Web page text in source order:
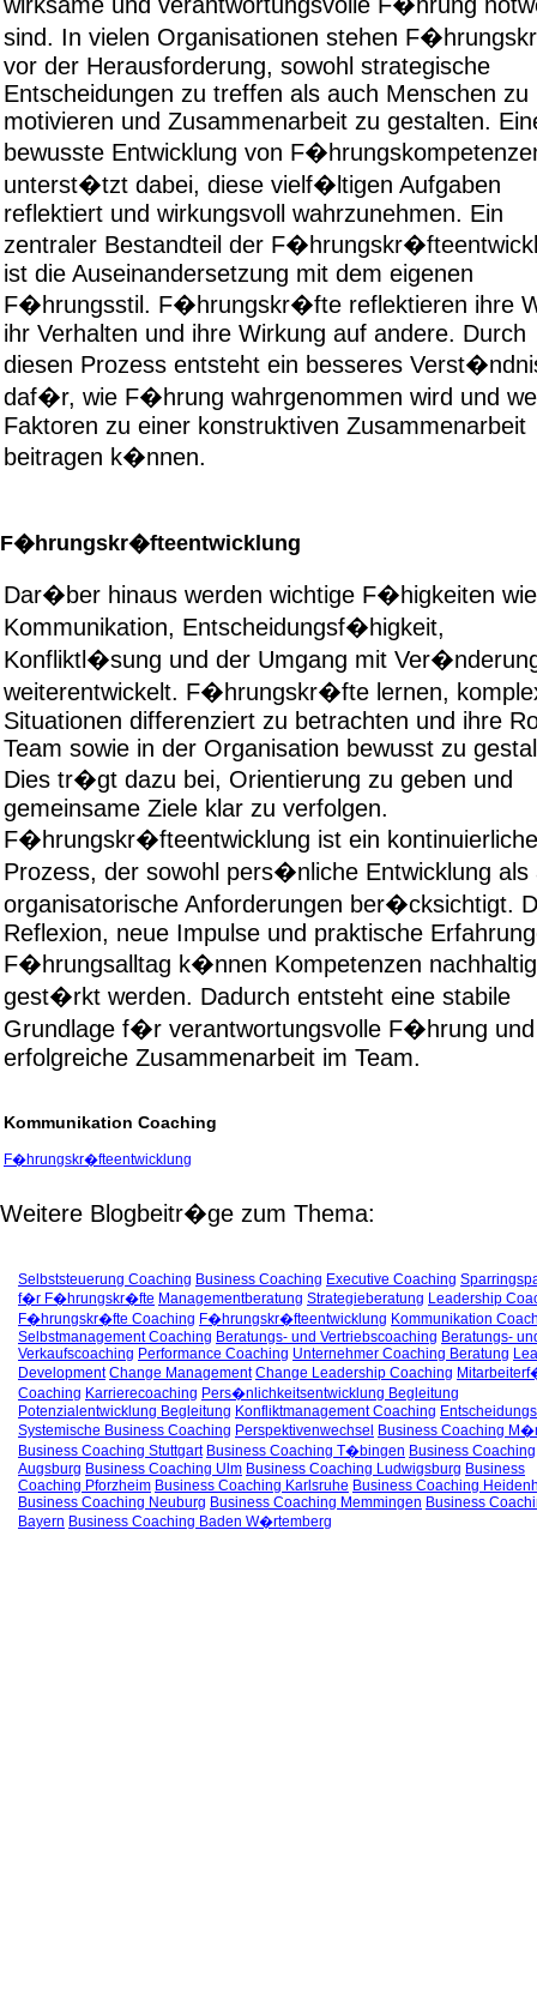
sind. In vielen Organisationen stehen
vor der Herausforderung, sowohl strategische
Entscheidungen zu treffen als auch Menschen zu
motivieren und Zusammenarbeit zu gestalten.
bewusste Entwicklung von
unterst�tzt dabei, diese vielf�ltigen Aufgaben
reflektiert und wirkungsvoll wahrzunehmen. Ein
zentraler Bestandteil der
ist die Auseinandersetzung mit dem eigenen
F�hrungsstil. F�hrungskr�fte reflektieren ihre
ihr Verhalten und ihre Wirkung auf andere. Durch
diesen Prozess entsteht ein besseres
daf�r, wie F�hrung wahrgenommen wird und
Faktoren zu einer konstruktiven Zusammenarbeit
beitragen k�nnen.
F�hrungskr�fteentwicklung
Dar�ber hinaus werden wichtige F�higkeiten wie
Kommunikation, Entscheidungsf�higkeit,
Konfliktl�sung und der Umgang mit
weiterentwickelt. F�hrungskr�fte lernen,
Situationen differenziert zu betrachten und ihre
Team sowie in der Organisation bewusst zu
Dies tr�gt dazu bei, Orientierung zu geben und
gemeinsame Ziele klar zu verfolgen.
F�hrungskr�fteentwicklung ist ein
Prozess, der sowohl pers�nliche Entwicklung als
organisatorische Anforderungen ber�cksichtigt.
Reflexion, neue Impulse und praktische
F�hrungsalltag k�nnen Kompetenzen nachhaltig
gest�rkt werden. Dadurch entsteht eine stabile
Grundlage f�r verantwortungsvolle F�hrung
erfolgreiche Zusammenarbeit im Team.
Kommunikation Coaching
F�hrungskr�fteentwicklung
Weitere Blogbeitr�ge zum Thema:
Selbststeuerung Coaching Business Coaching Executive Coaching
f�r F�hrungskr�fte Managementberatung Strategieberatung Leadership
F�hrungskr�fte Coaching F�hrungskr�fteentwicklung Kommunikation
Selbstmanagement Coaching Beratungs- und Vertriebscoaching Beratungs-
Verkaufscoaching Performance Coaching Unternehmer Coaching Beratung
Development Change Management Change Leadership Coaching
Coaching Karrierecoaching Pers�nlichkeitsentwicklung Begleitung
Potenzialentwicklung Begleitung Konfliktmanagement Coaching
Systemische Business Coaching Perspektivenwechsel Business Coaching
Business Coaching Stuttgart Business Coaching T�bingen Business Coaching
Augsburg Business Coaching Ulm Business Coaching Ludwigsburg Business
Coaching Pforzheim Business Coaching Karlsruhe Business Coaching
Business Coaching Neuburg Business Coaching Memmingen Business
Bayern Business Coaching Baden W�rtemberg